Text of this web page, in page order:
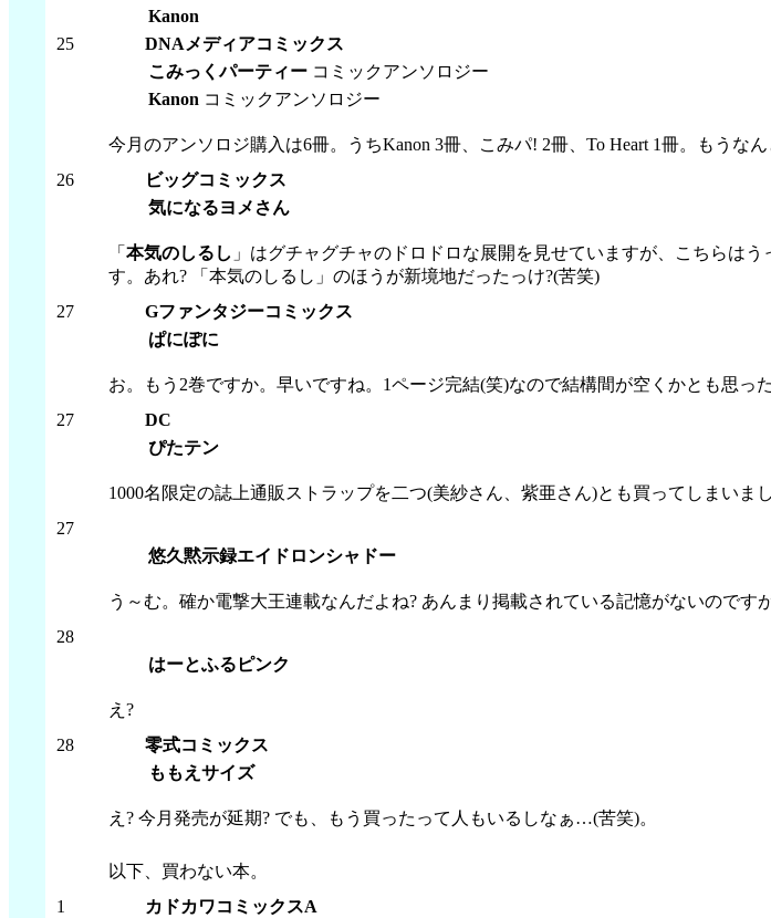
Kanon
25
DNAメディアコミックス
こみっくパーティーコミックアンソロジー
Kanon コミックアンソロジー
今月のアンソロジ購入は6冊。うちKanon 3冊、こみパ! 2冊、To Heart 1冊。もうなん
26
ビッグコミックス
気になるヨメさん
「 本気のしるし 」はグチャグチャのドロドロな展開を見せていますが、こちらは
す。あれ? 「本気のしるし」のほうが新境地だったっけ?(苦笑)
27
Gファンタジーコミックス
ぱにぽに
お。もう2巻ですか。早いですね。1ページ完結(笑)なので結構間が空くかとも思った
27
DC
ぴたテン
1000名限定の誌上通販ストラップを二つ(美紗さん、紫亜さん)とも買ってしまいま
27
悠久黙示録エイドロンシャドー
う～む。確か電撃大王連載なんだよね? あんまり掲載されている記憶がないのですが
28
はーとふるピンク
え?
28
零式コミックス
ももえサイズ
え? 今月発売が延期? でも、もう買ったって人もいるしなぁ…(苦笑)。
以下、買わない本。
1
カドカワコミックスA